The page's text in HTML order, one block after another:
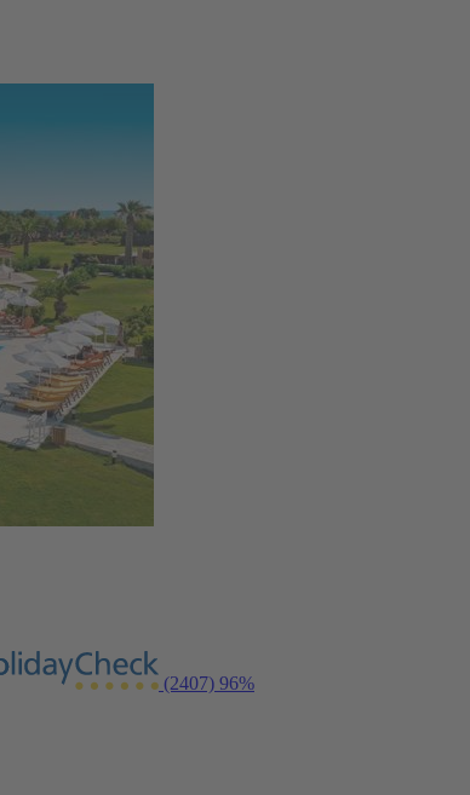
(2407) 96%